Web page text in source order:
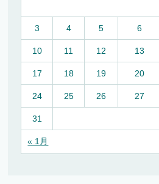
« 1月
3 4 5 6
10 11 12 13
17 18 19 20
24 25 26 27
31